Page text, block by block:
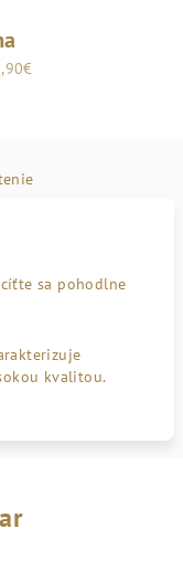
sa pohodlne
kvalitou.